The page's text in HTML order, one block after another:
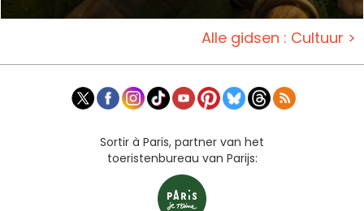
Alle gidsen : Cultuur >
Sortir à Paris, partner van het
toeristenbureau van Parijs: